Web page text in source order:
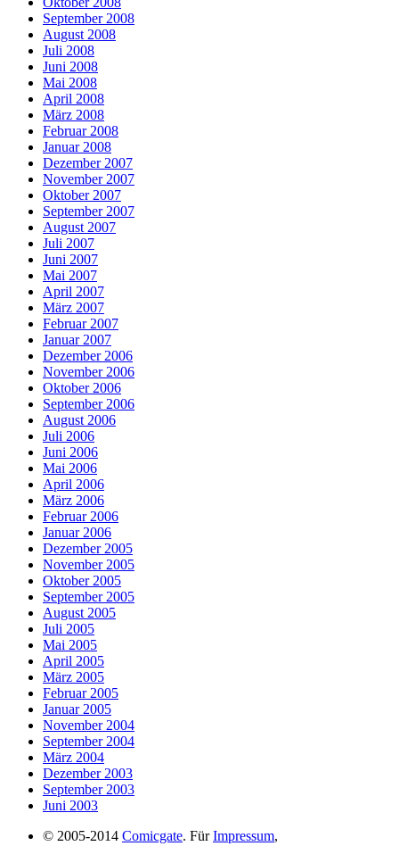
September 2008
August 2008
Juli 2008
Juni 2008
Mai 2008
April 2008
März 2008
Februar 2008
Januar 2008
Dezember 2007
November 2007
Oktober 2007
September 2007
August 2007
Juli 2007
Juni 2007
Mai 2007
April 2007
März 2007
Februar 2007
Januar 2007
Dezember 2006
November 2006
Oktober 2006
September 2006
August 2006
Juli 2006
Juni 2006
Mai 2006
April 2006
März 2006
Februar 2006
Januar 2006
Dezember 2005
November 2005
Oktober 2005
September 2005
August 2005
Juli 2005
Mai 2005
April 2005
März 2005
Februar 2005
Januar 2005
November 2004
September 2004
März 2004
Dezember 2003
September 2003
Juni 2003
© 2005-2014 Comicgate. FürImpressum,